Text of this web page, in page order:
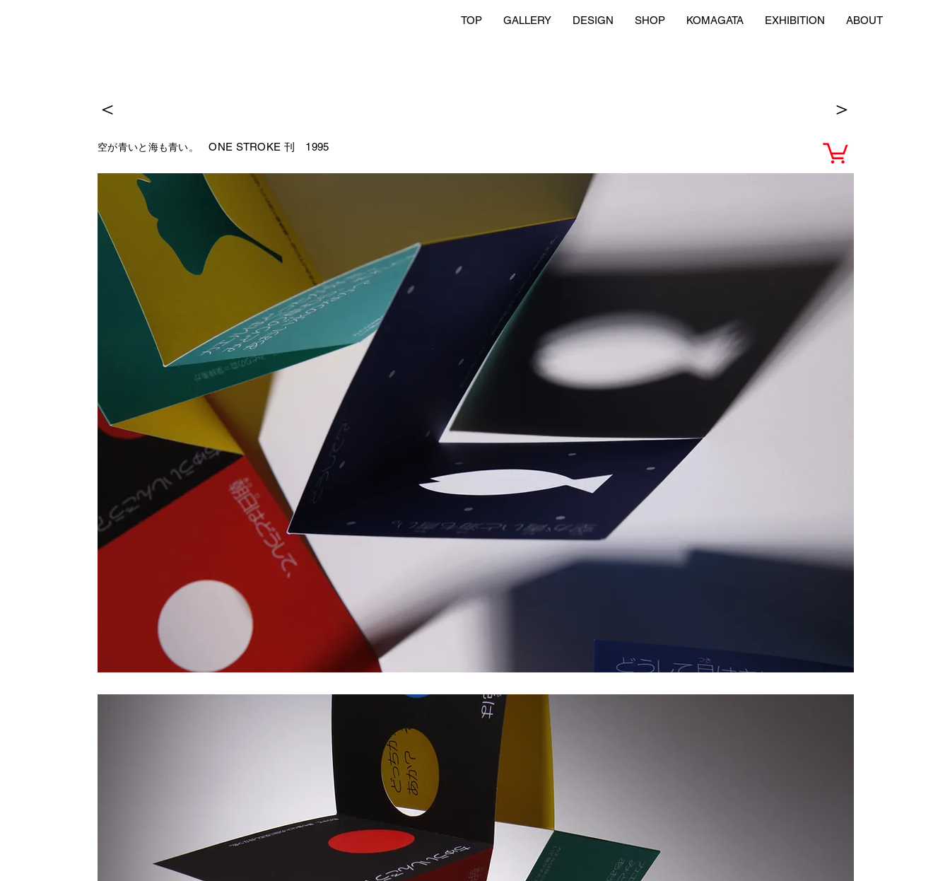
TOP GALLERY DESIGN SHOP KOMAGATA EXHIBITION ABOUT
＜
空が青いと海も青い。ONE STROKE 刊 1995
＞